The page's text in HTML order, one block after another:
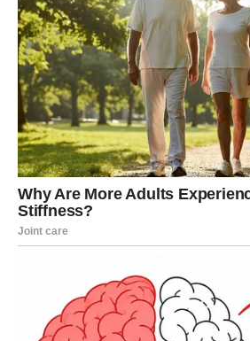
DEVICA – ODLUKE
MOGU VIŠE
Device su dugo balansirale između
između analize i intuicije, između
Međutim, Krvavi Mesec briše zonu
situaciju u kojoj više nema prostora
Može doći do:
presecanja odnosa koji je dugo bio
definisanja veze koja je stajala u